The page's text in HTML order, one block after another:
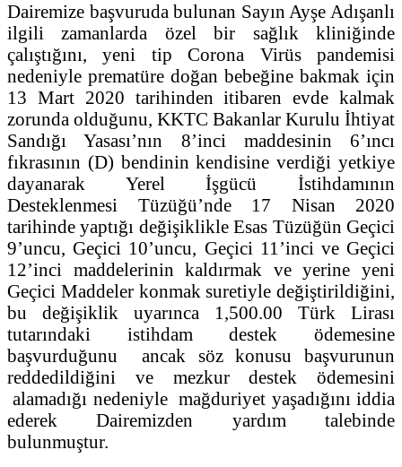
Dairemize başvuruda bulunan Sayın Ayşe Adışanlı
ilgili zamanlarda özel bir sağlık kliniğinde
çalıştığını, yeni tip Corona Virüs pandemisi
nedeniyle prematüre doğan bebeğine bakmak için
13 Mart 2020 tarihinden itibaren evde kalmak
zorunda olduğunu, KKTC Bakanlar Kurulu İhtiyat
Sandığı Yasası’nın 8’inci maddesinin 6’ıncı
fıkrasının (D) bendinin kendisine verdiği yetkiye
dayanarak Yerel İşgücü İstihdamının
Desteklenmesi Tüzüğü’nde 17 Nisan 2020
tarihinde yaptığı değişiklikle Esas Tüzüğün Geçici
9’uncu, Geçici 10’uncu, Geçici 11’inci ve Geçici
12’inci maddelerinin kaldırmak ve yerine yeni
Geçici Maddeler konmak suretiyle değiştirildiğini,
bu değişiklik uyarınca 1,500.00 Türk Lirası
tutarındaki istihdam destek ödemesine
başvurduğunu ancak söz konusu başvurunun
reddedildiğini ve mezkur destek ödemesini
alamadığı nedeniyle mağduriyet yaşadığını iddia
ederek Dairemizden yardım talebinde
bulunmuştur.